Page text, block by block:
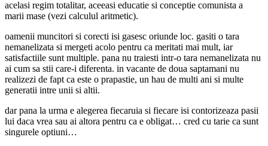
acelasi regim totalitar, aceeasi educatie si conceptie comunista a
marii mase (vezi calculul aritmetic).
oamenii muncitori si corecti isi gasesc oriunde loc. gasiti o tara
nemanelizata si mergeti acolo pentru ca meritati mai mult, iar
satisfactiile sunt multiple. pana nu traiesti intr-o tara nemanelizata nu
ai cum sa stii care-i diferenta. in vacante de doua saptamani nu
realizezi de fapt ca este o prapastie, un hau de multi ani si multe
generatii intre unii si altii.
dar pana la urma e alegerea fiecaruia si fiecare isi contorizeaza pasii
lui daca vrea sau ai altora pentru ca e obligat… cred cu tarie ca sunt
singurele optiuni…